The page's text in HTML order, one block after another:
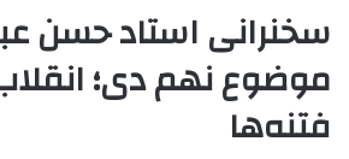
سخنرانی استاد حسن
موضوع نهم دی؛
فتنه‌ها